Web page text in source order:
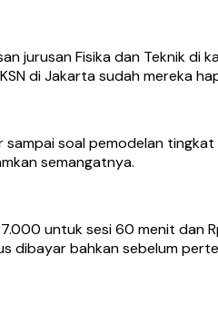
jurusan Fisika dan Teknik di
di Jakarta sudah mereka
soal pemodelan
semangatnya.
untuk sesi 60 menit dan
dibayar bahkan sebelum